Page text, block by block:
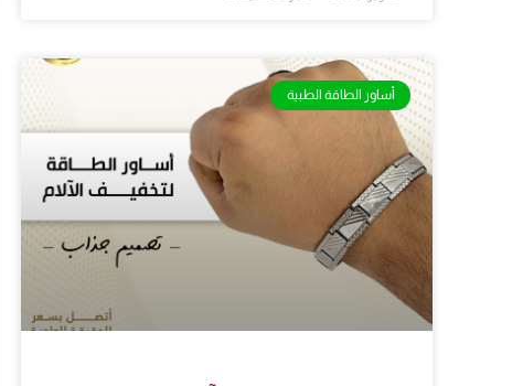
أساور الطاقة الطبية